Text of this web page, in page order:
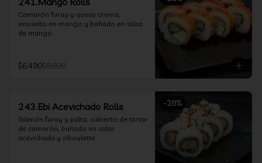
Camarón furay y queso crema,
envuelto en mango y bañado en salsa
de mango
$6.490$8.990
-28%
243.Ebi Acevichado Rolls
Salmón furay y palta, cubierto de tartar
de camarón, bañado en salsa
acevichada y ciboulette